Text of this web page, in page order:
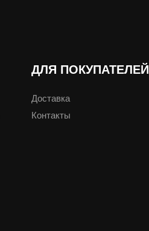
ДЛЯ ПОКУПАТЕЛЕЙ
Доставка
Контакты